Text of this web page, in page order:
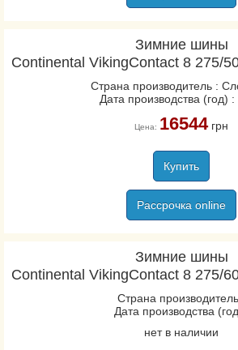
Зимние шины
Continental VikingContact 8 275/
Страна производитель :
Дата производства (год)
Цена: 16544грн
Купить
Рассрочка online
Зимние шины
Continental VikingContact 8 275/
Страна
Дата производства
нет в наличии